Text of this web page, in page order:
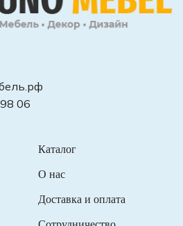
06
Каталог
О нас
Доставка и оплата